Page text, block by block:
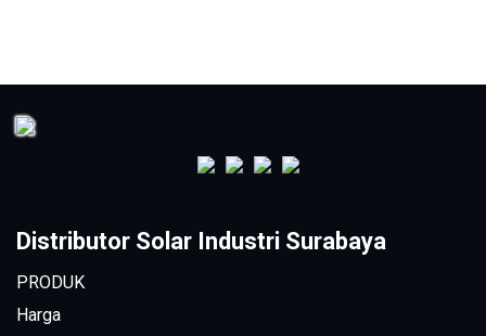
Distributor Solar Industri Surabaya
PRODUK
Harga